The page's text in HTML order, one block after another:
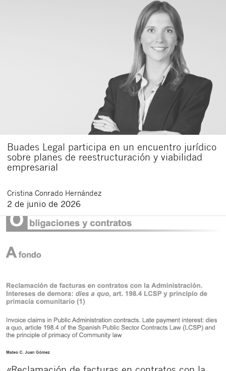
Buades Legal participa en un encuentro jurídico
sobre planes de reestructuración y viabilidad
empresarial
Cristina Conrado Hernández
2 de junio de 2026